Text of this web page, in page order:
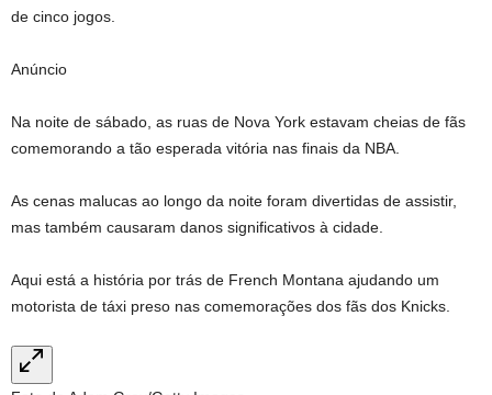
de cinco jogos.
Anúncio
Na noite de sábado, as ruas de Nova York estavam cheias de fãs
comemorando a tão esperada vitória nas finais da NBA.
As cenas malucas ao longo da noite foram divertidas de assistir,
mas também causaram danos significativos à cidade.
Aqui está a história por trás de French Montana ajudando um
motorista de táxi preso nas comemorações dos fãs dos Knicks.